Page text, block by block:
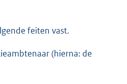
feiten vast.
(hierna: de